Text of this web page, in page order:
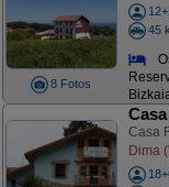
8 Fotos
45
Casa
Dima